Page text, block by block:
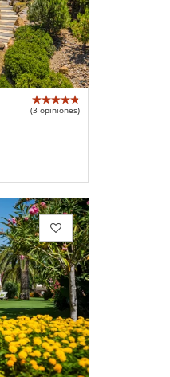
(3 opiniones)